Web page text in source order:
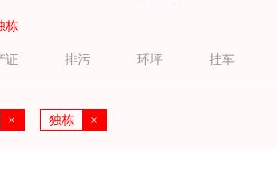
栋
证 排污 环坪 挂车
× 独栋 ×